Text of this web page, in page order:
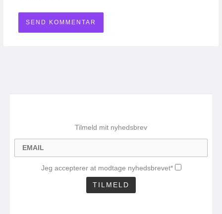
Tilmeld mit nyhedsbrev
Jeg accepterer at modtage nyhedsbrevet*